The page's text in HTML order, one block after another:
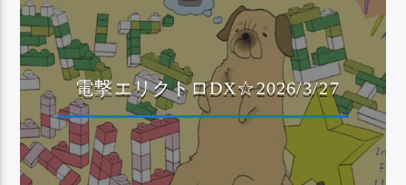
電撃エリクトロDX☆2026/3/27